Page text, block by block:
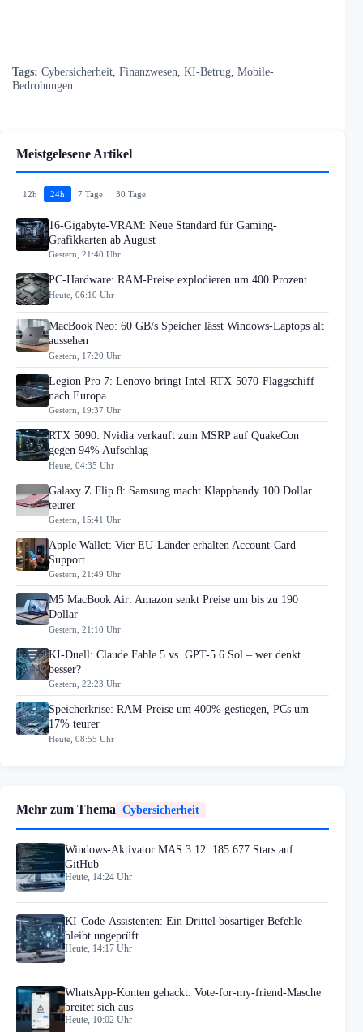
Tags: Cybersicherheit Finanzwesen KI-Betrug Mobile-
Bedrohungen
Meistgelesene Artikel
12h 24h 7 Tage 30 Tage
16-Gigabyte-VRAM: Neue Standard für Gaming-
Grafikkarten ab August
Gestern, 21:40 Uhr
PC-Hardware: RAM-Preise explodieren um 400 Prozent
Heute, 06:10 Uhr
MacBook Neo: 60 GB/s Speicher lässt Windows-Laptops alt
aussehen
Gestern, 17:20 Uhr
Legion Pro 7: Lenovo bringt Intel-RTX-5070-Flaggschiff
nach Europa
Gestern, 19:37 Uhr
RTX 5090: Nvidia verkauft zum MSRP auf QuakeCon
gegen 94% Aufschlag
Heute, 04:35 Uhr
Galaxy Z Flip 8: Samsung macht Klapphandy 100 Dollar
teurer
Gestern, 15:41 Uhr
Apple Wallet: Vier EU-Länder erhalten Account-Card-
Support
Gestern, 21:49 Uhr
M5 MacBook Air: Amazon senkt Preise um bis zu 190
Dollar
Gestern, 21:10 Uhr
KI-Duell: Claude Fable 5 vs. GPT-5.6 Sol – wer denkt
besser?
Gestern, 22:23 Uhr
Speicherkrise: RAM-Preise um 400% gestiegen, PCs um
17% teurer
Heute, 08:55 Uhr
Mehr zum Thema Cybersicherheit
Windows-Aktivator MAS 3.12: 185.677 Stars auf
GitHub
Heute, 14:24 Uhr
KI-Code-Assistenten: Ein Drittel bösartiger Befehle
bleibt ungeprüft
Heute, 14:17 Uhr
WhatsApp-Konten gehackt: Vote-for-my-friend-Masche
breitet sich aus
Heute, 10:02 Uhr